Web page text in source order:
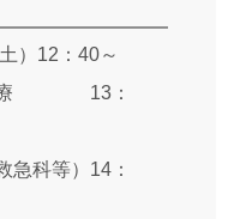
）12：40～
療 13：
科等）14：